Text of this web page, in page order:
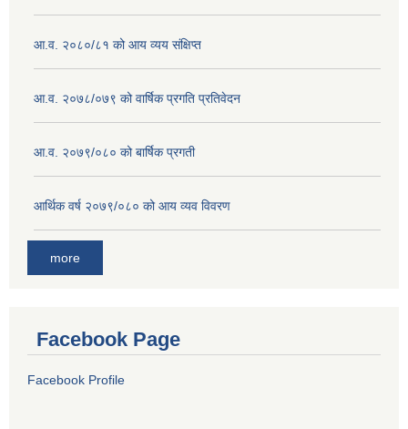
आ.व. २०८०/८१ को आय व्यय संक्षिप्त
आ.व. २०७८/०७९ को वार्षिक प्रगति प्रतिवेदन
आ.व. २०७९/०८० को बार्षिक प्रगती
आर्थिक वर्ष २०७९/०८० को आय व्यव विवरण
more
Facebook Page
Facebook Profile